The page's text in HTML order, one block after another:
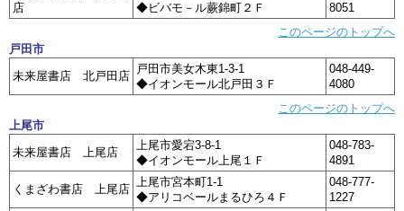
店
◆ビバモ－ル蕨錦町２Ｆ
8051
このページのトップへ
戸田市
未来屋書店 北戸田店
戸田市美女木東1-3-1
◆イオンモール北戸田３Ｆ
048-449-
4080
このページのトップへ
上尾市
未来屋書店 上尾店
上尾市愛宕3-8-1
◆イオンモール上尾１Ｆ
048-783-
4891
くまざわ書店 上尾店
上尾市宮本町1-1
◆アリコベールまるひろ４Ｆ
048-777-
1227